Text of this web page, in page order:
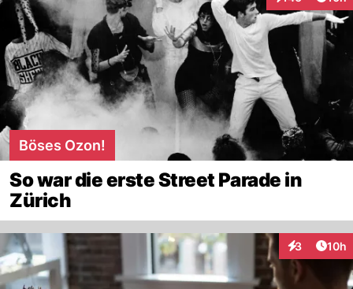
Böses Ozon!
So war die erste Street Parade in
Zürich
3
Interaktionen
10h